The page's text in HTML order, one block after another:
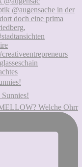
Welche Ohrr